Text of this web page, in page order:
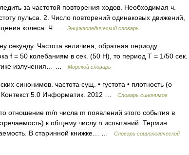
за частотой повторения ходов. Необходимая ч.
пульса. 2. Число повторений одинаковых движений,
колеса. Ч …
Энциклопедический словарь
секунду. Частота величина, обратная периоду
f = 50 колебаниям в сек. (50 Н), то период Т = 1/50 сек.
излучения… …
Морской словарь
синонимов. частота сущ. • густота • плотность (о
Контекст 5.0 Информатик. 2012 …
Словарь синонимов
отношение m/n числа m появлений этого события в
к общему числу n испытаний. Термин
В старинной книжке… …
Словарь социологической